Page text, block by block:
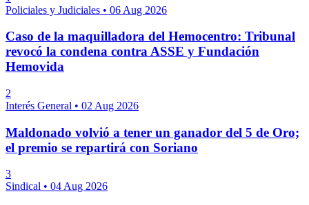
Policiales y Judiciales • 06 Aug 2026
Caso de la maquilladora del Hemocentro: Tribunal
revocó la condena contra ASSE y Fundación
Hemovida
2
Interés General • 02 Aug 2026
Maldonado volvió a tener un ganador del 5 de Oro;
el premio se repartirá con Soriano
3
Sindical • 04 Aug 2026